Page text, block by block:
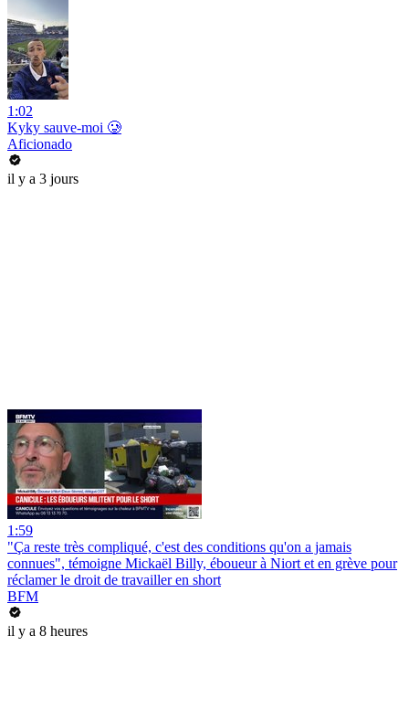
1:02
Kyky sauve-moi 🥲
Aficionado
il y a 3 jours
1:59
"Ça reste très compliqué, c'est des conditions qu'on a jamais
connues", témoigne Mickaël Billy, éboueur à Niort et en grève pour
réclamer le droit de travailler en short
BFM
il y a 8 heures